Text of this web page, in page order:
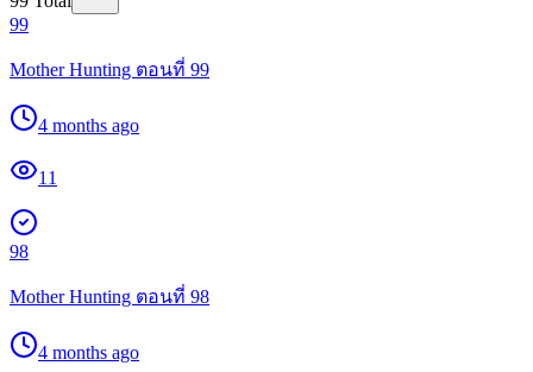
99
Mother Hunting ตอนที่ 99
4 months ago
11
98
Mother Hunting ตอนที่ 98
4 months ago